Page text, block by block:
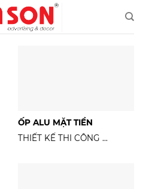
ỐP ALU MẶT TIỀN
THIẾT KẾ THI CÔNG ...